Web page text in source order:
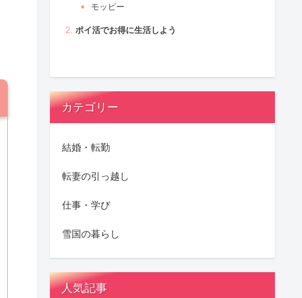
モッピー
ポイ活でお得に生活しよう
カテゴリー
結婚・転勤
転妻の引っ越し
仕事・学び
雪国の暮らし
人気記事